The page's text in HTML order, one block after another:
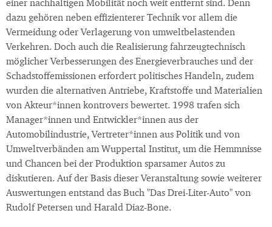
einer nachhaltigen Mobilität noch weit entfernt sind. Denn
dazu gehören neben effizienterer Technik vor allem die
Vermeidung oder Verlagerung von umweltbelastenden
Verkehren. Doch auch die Realisierung fahrzeugtechnisch
möglicher Verbesserungen des Energieverbrauches und der
Schadstoffemissionen erfordert politisches Handeln, zudem
wurden die alternativen Antriebe, Kraftstoffe und Materialien
von Akteur*innen kontrovers bewertet. 1998 trafen sich
Manager*innen und Entwickler*innen aus der
Automobilindustrie, Vertreter*innen aus Politik und von
Umweltverbänden am Wuppertal Institut, um die Hemmnisse
und Chancen bei der Produktion sparsamer Autos zu
diskutieren. Auf der Basis dieser Veranstaltung sowie weiterer
Auswertungen entstand das Buch "Das Drei-Liter-Auto" von
Rudolf Petersen und Harald Diaz-Bone.